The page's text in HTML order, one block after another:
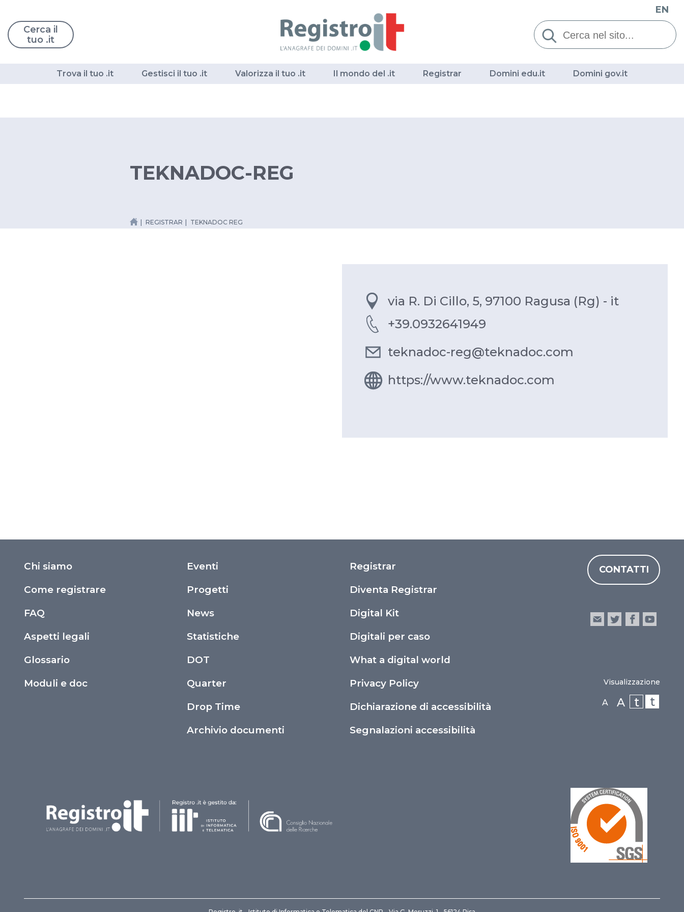
Cerca il
tuo .it
Cerca:
EN
Trova il tuo .it Gestisci il tuo .it Valorizza il tuo .it Il mondo del .it Registrar Domini edu.it Domini gov.it
TEKNADOC-REG
REGISTRAR TEKNADOC REG
via R. Di Cillo, 5, 97100 Ragusa (Rg) - it
+39.0932641949
teknadoc-reg@teknadoc.com
https://www.teknadoc.com
Chi siamo
Come registrare
FAQ
Aspetti legali
Glossario
Moduli e doc
Eventi
Progetti
News
Statistiche
DOT
Quarter
Drop Time
Archivio documenti
Registrar
Diventa Registrar
Digital Kit
Digitali per caso
What a digital world
Privacy Policy
Dichiarazione di accessibilità
Segnalazioni accessibilità
CONTATTI
Visualizzazione
A A t t